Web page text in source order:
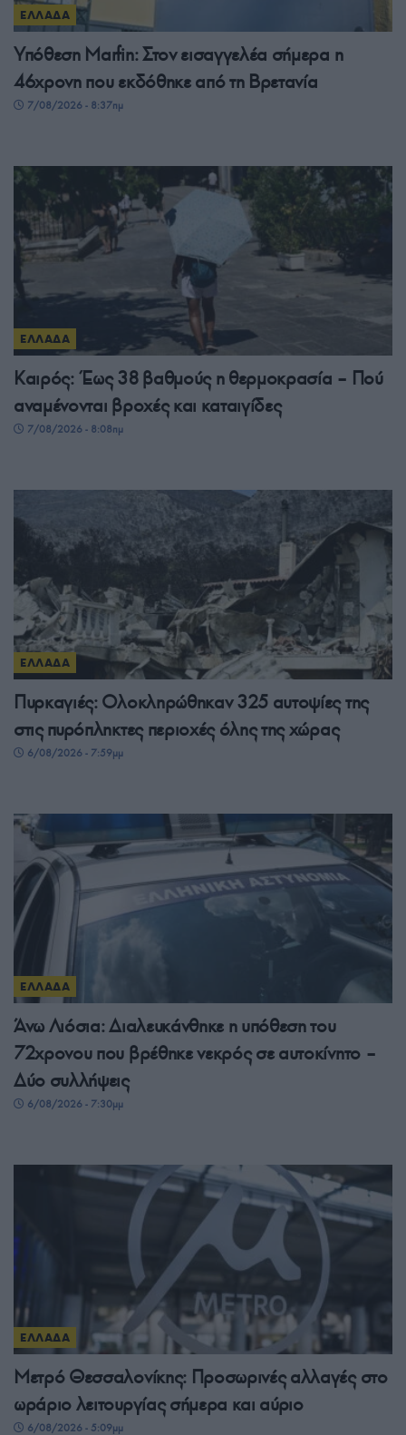
ΕΛΛΑΔΑ
Υπόθεση Marfin: Στον εισαγγελέα σήμερα η
46χρονη που εκδόθηκε από τη Βρετανία
7/08/2026 - 8:37πμ
ΕΛΛΑΔΑ
Καιρός: Έως 38 βαθμούς η θερμοκρασία – Πού
αναμένονται βροχές και καταιγίδες
7/08/2026 - 8:08πμ
ΕΛΛΑΔΑ
Πυρκαγιές: Ολοκληρώθηκαν 325 αυτοψίες της
στις πυρόπληκτες περιοχές όλης της χώρας
6/08/2026 - 7:59μμ
ΕΛΛΑΔΑ
Άνω Λιόσια: Διαλευκάνθηκε η υπόθεση του
72χρονου που βρέθηκε νεκρός σε αυτοκίνητο –
Δύο συλλήψεις
6/08/2026 - 7:30μμ
ΕΛΛΑΔΑ
Μετρό Θεσσαλονίκης: Προσωρινές αλλαγές στο
ωράριο λειτουργίας σήμερα και αύριο
6/08/2026 - 5:09μμ